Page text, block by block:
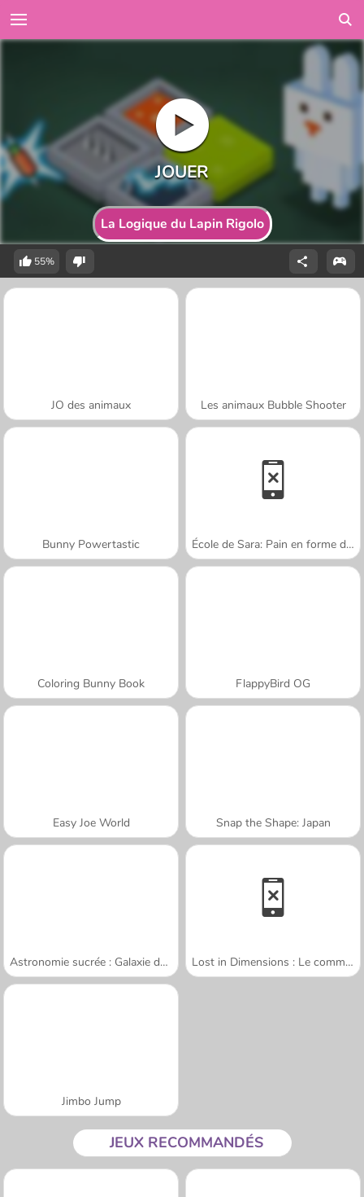
La Logique du Lapin Rigolo
55%
JO des animaux Les animaux Bubble Shooter
Bunny Powertastic École de Sara: Pain en forme de lapin
Coloring Bunny Book FlappyBird OG
Easy Joe World Snap the Shape: Japan
Astronomie sucrée : Galaxie des beignets Lost in Dimensions : Le commencement
Jimbo Jump
JEUX RECOMMANDÉS